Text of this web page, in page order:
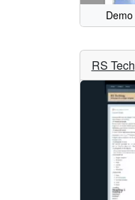
Demo
RS Tech